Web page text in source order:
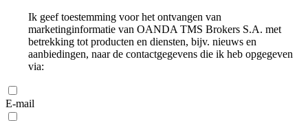
Ik geef toestemming voor het ontvangen van
marketinginformatie van OANDA TMS Brokers S.A. met
betrekking tot producten en diensten, bijv. nieuws en
aanbiedingen, naar de contactgegevens die ik heb opgegeven
via:
E-mail